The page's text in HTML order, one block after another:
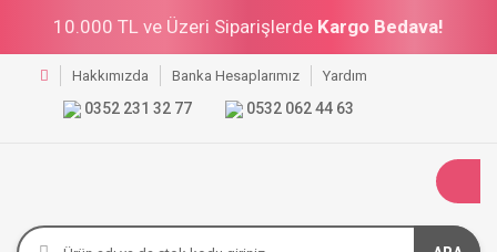
10.000 TL ve Üzeri Siparişlerde Kargo Bedava!
Hakkımızda Banka Hesaplarımız Yardım
0352 231 32 77 0532 062 44 63